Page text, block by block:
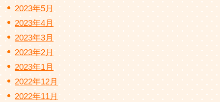
2023年5月
2023年4月
2023年3月
2023年2月
2023年1月
2022年12月
2022年11月